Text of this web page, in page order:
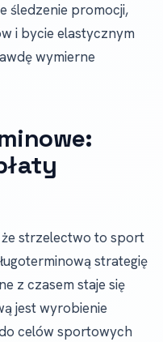
śledzenie promocji,
i bycie elastycznym
wymierne
strzelectwo to sport
strategię
z czasem staje się
jest wyrobienie
celów sportowych